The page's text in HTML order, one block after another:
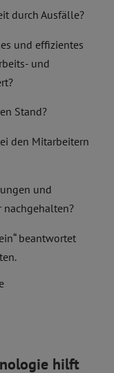
durch Ausfälle?
und effizientes
und
Stand?
den Mitarbeitern
und
nachgehalten?
beantwortet
hilft